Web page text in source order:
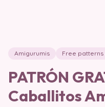
Amigurumis Free patterns
PATRÓN
Caballitos